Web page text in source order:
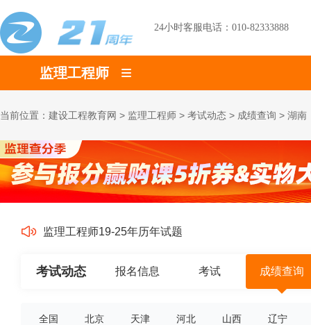
24小时客服电话：010-82333888
监理工程师
当前位置： 建设工程教育网 > 监理工程师 > 考试动态 > 成绩查询 > 湖南
监理工程师19-25年历年试题
考试动态 报名信息 考试 成绩查询
全国 北京 天津 河北 山西 辽宁